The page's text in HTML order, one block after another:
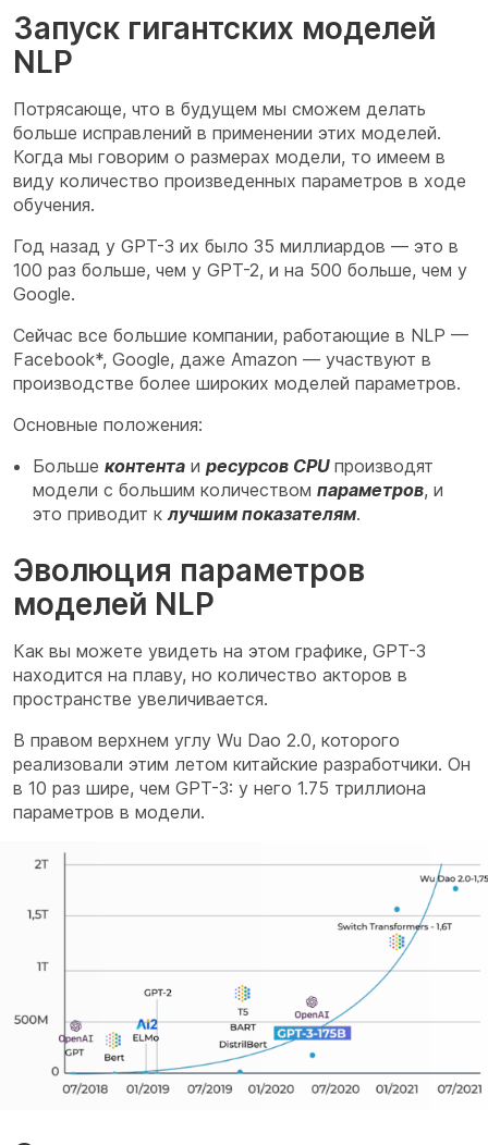
Запуск гигантских моделей
NLP
Потрясающе, что в будущем мы сможем делать
больше исправлений в применении этих моделей.
Когда мы говорим о размерах модели, то имеем в
виду количество произведенных параметров в ходе
обучения.
Год назад у GPT-3 их было 35 миллиардов — это в
100 раз больше, чем у GPT-2, и на 500 больше, чем у
Google.
Сейчас все большие компании, работающие в NLP —
Facebook*, Google, даже Amazon — участвуют в
производстве более широких моделей параметров.
Основные положения:
Большеконтента иресурсов CPUпроизводят
модели с большим количествомпараметров, и
это приводит клучшим показателям.
Эволюция параметров
моделей NLP
Как вы можете увидеть на этом графике, GPT-3
находится на плаву, но количество акторов в
пространстве увеличивается.
В правом верхнем углу Wu Dao 2.0, которого
реализовали этим летом китайские разработчики. Он
в 10 раз шире, чем GPT-3: у него 1.75 триллиона
параметров в модели.